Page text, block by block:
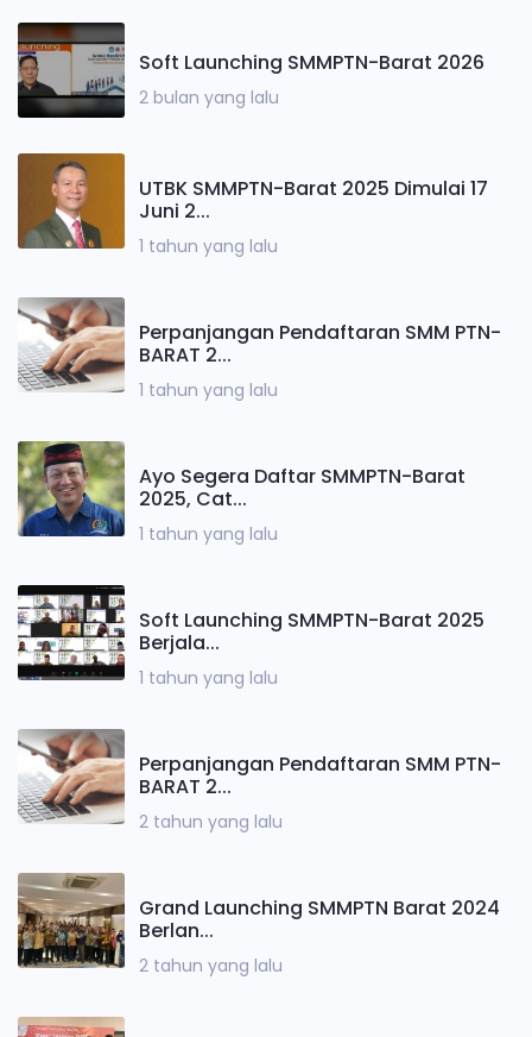
Soft Launching SMMPTN-Barat 2026
2 bulan yang lalu
UTBK SMMPTN-Barat 2025 Dimulai 17
Juni 2...
1 tahun yang lalu
Perpanjangan Pendaftaran SMM PTN-
BARAT 2...
1 tahun yang lalu
Ayo Segera Daftar SMMPTN-Barat
2025, Cat...
1 tahun yang lalu
Soft Launching SMMPTN-Barat 2025
Berjala...
1 tahun yang lalu
Perpanjangan Pendaftaran SMM PTN-
BARAT 2...
2 tahun yang lalu
Grand Launching SMMPTN Barat 2024
Berlan...
2 tahun yang lalu